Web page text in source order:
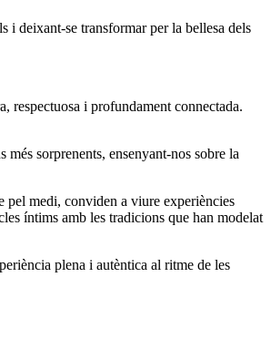
i deixant-se transformar per la bellesa dels
respectuosa i profundament connectada.
sorprenents, ensenyant-nos sobre la
pel medi, conviden a viure experiències
íntims amb les tradicions que han modelat
plena i autèntica al ritme de les